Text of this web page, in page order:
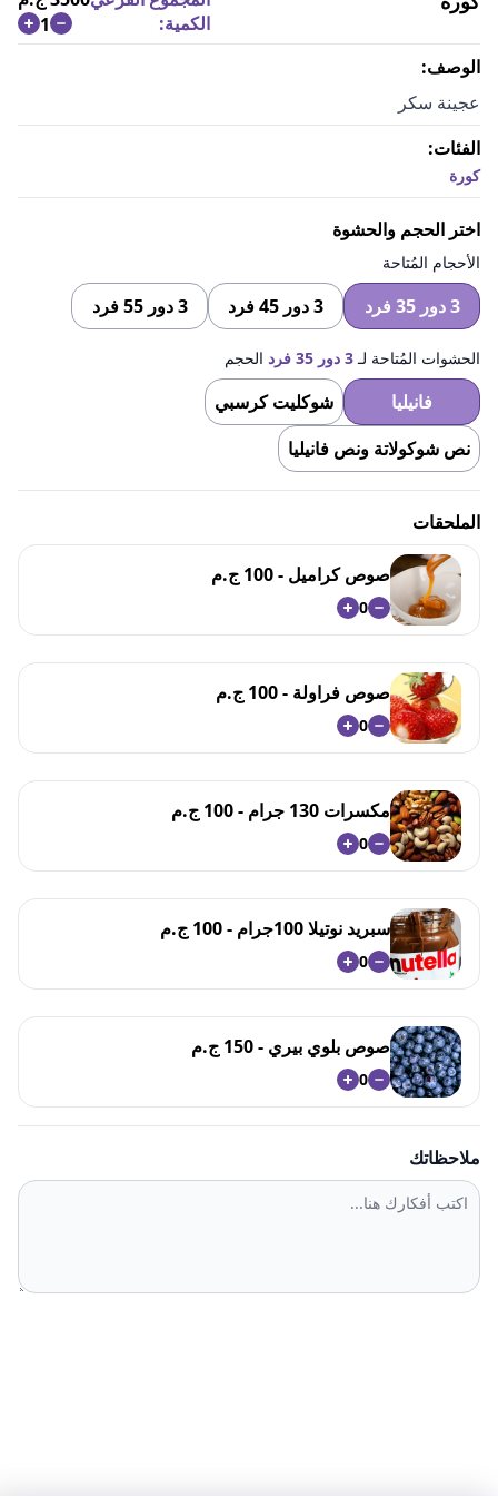
الكمية:
1
الوصف:
عجينة سكر
الفئات:
كورة
اختر الحجم والحشوة
الأحجام المُتاحة
3 دور 35 فرد 3 دور 45 فرد 3 دور 55 فرد
الحشوات المُتاحة لـ3 دور 35 فرد الحجم
فانيليا
شوكليت كرسبي
نص شوكولاتة ونص فانيليا
الملحقات
صوص كراميل - 100 ج.م
0
صوص فراولة - 100 ج.م
0
مكسرات 130 جرام - 100 ج.م
0
سبريد نوتيلا 100جرام - 100 ج.م
0
صوص بلوي بيري - 150 ج.م
0
ملاحظاتك